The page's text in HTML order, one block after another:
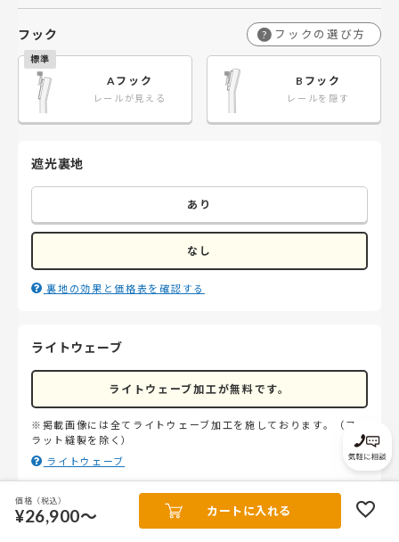
フック ? フックの選び方
Aフック
レールが見える
Bフック
レールを隠す
遮光裏地
あり
なし
裏地の効果と価格表を確認する
ライトウェーブ
ライトウェーブ加工が無料です。
※掲載画像には全てライトウェーブ加工を施しております。（フ
ラット縫製を除く）
ライトウェーブ
価格（税込）
¥26,900～ カートに入れる